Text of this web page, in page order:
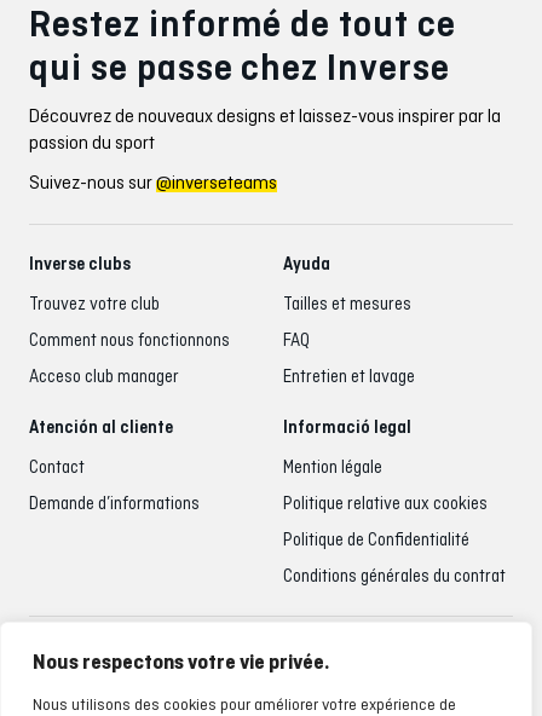
Nous respectons votre vie privée.
Nous utilisons des cookies pour améliorer votre expérience de
Restez informé de tout ce
qui se passe chez Inverse
Découvrez de nouveaux designs et laissez-vous inspirer par la
passion du sport
Suivez-nous sur@inverseteams
Inverse clubs
Trouvez votre club
Comment nous fonctionnons
Acceso club manager
Ayuda
Tailles et mesures
FAQ
Entretien et lavage
Atención al cliente
Contact
Demande d’informations
Informació legal
Mention légale
Politique relative aux cookies
Politique de Confidentialité
Conditions générales du contrat
Accueil du client